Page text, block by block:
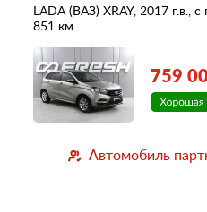
LADA (ВАЗ) XRAY, 2017 г.в.,
851 км
759
Автомобиль